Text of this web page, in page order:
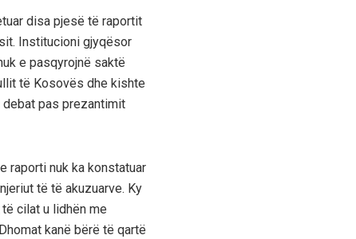
disa pjesë të raportit
Institucioni gjyqësor
e pasqyrojnë saktë
të Kosovës dhe kishte
debat pas prezantimit
raporti nuk ka konstatuar
të të akuzuarve. Ky
cilat u lidhën me
kanë bërë të qartë